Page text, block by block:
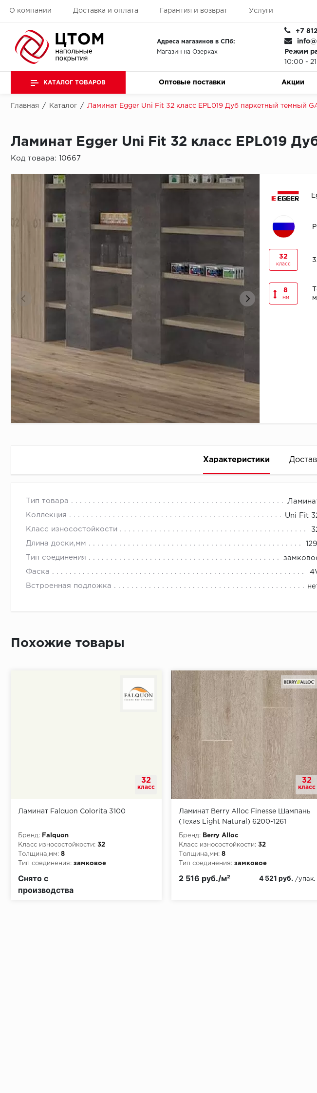
О компании Доставка и оплата Гарантия и возврат Услуги
Адреса магазинов в СПб:
Магазин на Озерках
+7
Режим
10:00 -
КАТАЛОГ ТОВАРОВ Оптовые поставки Акции
Главная / Каталог / Ламинат Egger Uni Fit 32 класс EPL019 Дуб паркетный темный
Ламинат Egger Uni Fit 32 класс EPL019
Код товара: 10667
32
класс
8
мм
Характеристики
Тип товара
Коллекция Uni Fit
Класс износостойкости
Длина доски,мм
Тип соединения
Фаска
Встроенная подложка
Время доставки
Условия доставки
Первый ряд:
Начало второго (и последующих) ряда:
Похожие товары
32
класс
Ламинат Falquon Colorita 3100
Бренд:
Falquon
Класс износостойкости: 32
Толщина,мм: 8
Тип соединения: замковое
Снято с
производства
32
класс
Ламинат Berry Alloc Finesse Шампань
(Texas Light Natural) 6200-1261
Бренд:
Berry Alloc
Класс износостойкости: 32
Толщина,мм: 8
Тип соединения: замковое
2 516 руб./м² 4 521 руб. /упак.